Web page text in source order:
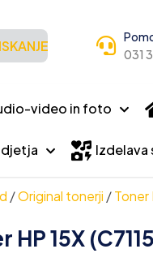
ISKANJE
031
video in foto
Izdelava
/Original tonerji /Toner
HP 15X